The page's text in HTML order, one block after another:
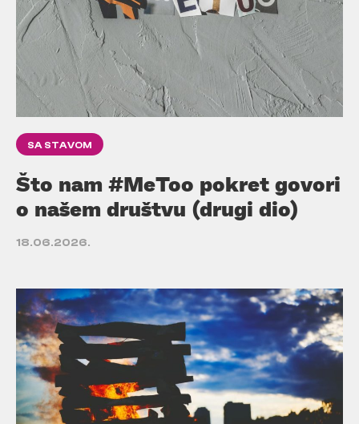
SA STAVOM
Što nam #MeToo pokret govori
o našem društvu (drugi dio)
18.06.2026.